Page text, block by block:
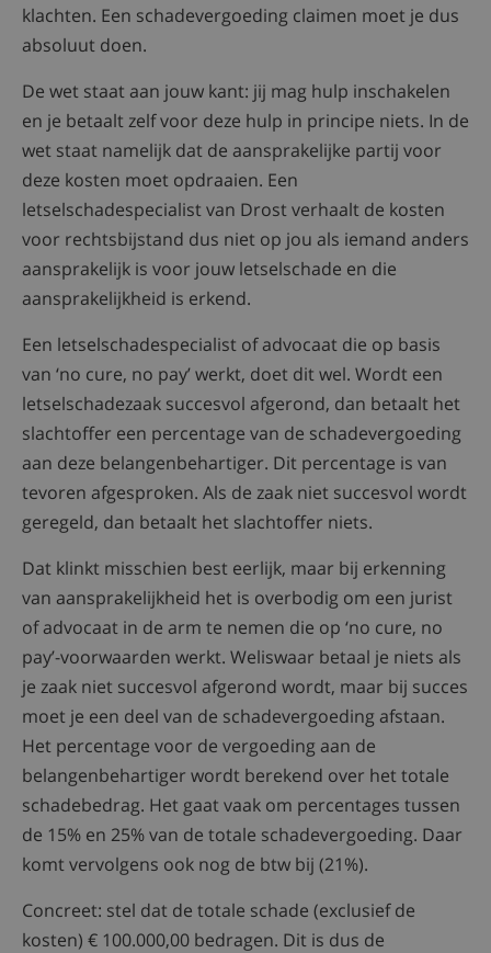
klachten. Een schadevergoeding claimen moet je dus
absoluut doen.
De wet staat aan jouw kant: jij mag hulp inschakelen
en je betaalt zelf voor deze hulp in principe niets. In de
wet staat namelijk dat de aansprakelijke partij voor
deze kosten moet opdraaien. Een
letselschadespecialist van Drost verhaalt de kosten
voor rechtsbijstand dus niet op jou als iemand anders
aansprakelijk is voor jouw letselschade en die
aansprakelijkheid is erkend.
Een letselschadespecialist of advocaat die op basis
van ‘no cure, no pay’ werkt, doet dit wel. Wordt een
letselschadezaak succesvol afgerond, dan betaalt het
slachtoffer een percentage van de schadevergoeding
aan deze belangenbehartiger. Dit percentage is van
tevoren afgesproken. Als de zaak niet succesvol wordt
geregeld, dan betaalt het slachtoffer niets.
Dat klinkt misschien best eerlijk, maar bij erkenning
van aansprakelijkheid het is overbodig om een jurist
of advocaat in de arm te nemen die op ‘no cure, no
pay’-voorwaarden werkt. Weliswaar betaal je niets als
je zaak niet succesvol afgerond wordt, maar bij succes
moet je een deel van de schadevergoeding afstaan.
Het percentage voor de vergoeding aan de
belangenbehartiger wordt berekend over het totale
schadebedrag. Het gaat vaak om percentages tussen
de 15% en 25% van de totale schadevergoeding. Daar
komt vervolgens ook nog de btw bij (21%).
Concreet: stel dat de totale schade (exclusief de
kosten) € 100.000,00 bedragen. Dit is dus de